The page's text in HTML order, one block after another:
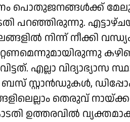
പൊതുജനങ്ങള്‍ക്ക്
പറഞ്ഞിരുന്നു.
നിന്ന് നീക്കി
എല്ലാ
സ്റ്റാന്‍ഡുകള്‍,
തെരുവ്
ഉത്തരവില്‍